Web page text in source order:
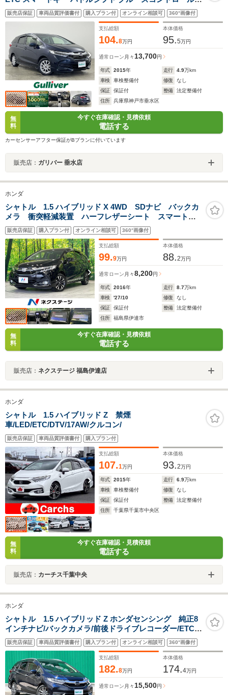
オートライト LEDヘッドライト シティブレーキアクティ
ブシステム社外15インチアルミホイール 純正フロアマッ
販売店保証 車両品質評価書付 購入プラン付 オンライン相談可 360°画像付
支払総額
104.8万円
本体価格
95.5万円
通常ローン 月々13,700円
年式 2015年 走行 4.9万km
車検
車検整備付 修復
なし
保証
保証付 整備
法定整備付
住所
兵庫県神戸市垂水区
無
料
今すぐ在庫確認・見積依頼
電話する
カーセンサーアフター保証がBプランに付いています
販売店： ガリバー 垂水店
ホンダ
シャトル 1.5 ハイブリッド X 4WD SDナビ バックカ
メラ 衝突軽減装置 ハーフレザーシート スマートキ
ー LEDヘッド ETC クルコン 純正15インチAW ス
テアリングスイッチ パドルシフト オートライト オ
ートエアコン フルセグ
販売店保証 購入プラン付 オンライン相談可 360°画像付
支払総額
99.9万円
本体価格
88.2万円
通常ローン 月々8,200円
年式 2016年 走行 8.7万km
車検
'27/10 修復
なし
保証
保証付 整備
法定整備付
住所
福島県伊達市
無
料
今すぐ在庫確認・見積依頼
電話する
販売店： ネクステージ 福島伊達店
ホンダ
シャトル 1.5 ハイブリッド Z 禁煙
車/LED/ETC/DTV/17AW/クルコン/
販売店保証 車両品質評価書付 購入プラン付
支払総額
107.1万円
本体価格
93.2万円
年式 2015年 走行 6.9万km
車検
車検整備付 修復
なし
保証
保証付 整備
法定整備付
住所
千葉県千葉市中央区
無
料
今すぐ在庫確認・見積依頼
電話する
販売店： カーチス千葉中央
ホンダ
シャトル 1.5 ハイブリッド Z ホンダセンシング 純正8
インチナビ/バックカメラ/前後ドライブレコーダー/ETC/
ハーフレザーシート/シートヒーター/ルーフレール/純正16
インチアルミホイール/CD/DVD再生可/Bluetooth接続可/
フルセグTV視聴可/禁煙車
販売店保証 車両品質評価書付 購入プラン付 オンライン相談可 360°画像付
支払総額
182.8万円
本体価格
174.4万円
通常ローン 月々 15,500円